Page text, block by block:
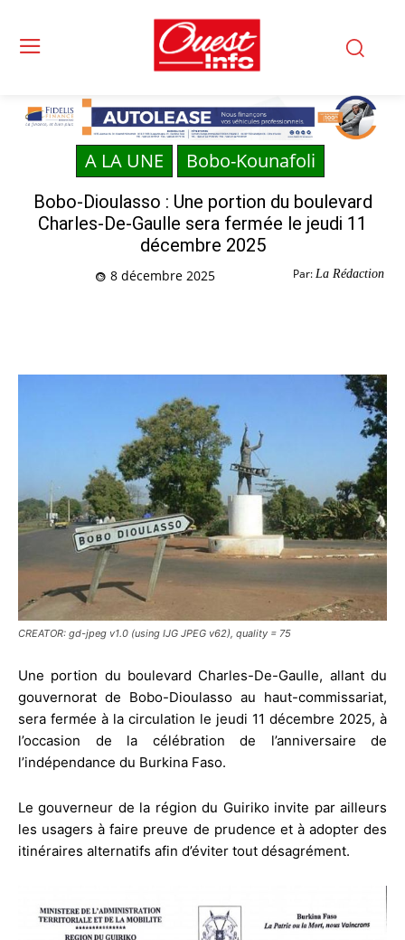
A LA UNE Bobo-Kounafoli
Bobo-Dioulasso : Une portion du boulevard
Charles-De-Gaulle sera fermée le jeudi 11
décembre 2025
Par: La Rédaction
8 décembre 2025
CREATOR: gd-jpeg v1.0 (using IJG JPEG v62), quality = 75
Une portion du boulevard Charles-De-Gaulle, allant du
gouvernorat de Bobo-Dioulasso au haut-commissariat,
sera fermée à la circulation le jeudi 11 décembre 2025, à
l’occasion de la célébration de l’anniversaire de
l’indépendance du Burkina Faso.
Le gouverneur de la région du Guiriko invite par ailleurs
les usagers à faire preuve de prudence et à adopter des
itinéraires alternatifs afin d’éviter tout désagrément.